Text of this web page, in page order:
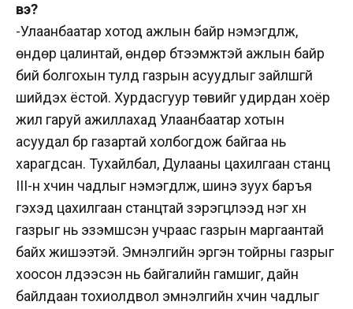
вэ?
-Улаанбаатар хотод ажлын байр нэмэгдүүлж,
өндөр цалинтай, өндөр бүтээмжтэй ажлын байр
бий болгохын тулд газрын асуудлыг зайлшгүй
шийдэх ёстой. Хурдасгуур төвийг удирдан хоёр
жил гаруй ажиллахад Улаанбаатар хотын
асуудал бүр газартай холбогдож байгаа нь
харагдсан. Тухайлбал, Дулааны цахилгаан станц
III-н хүчин чадлыг нэмэгдүүлж, шинэ зуух баръя
гэхэд цахилгаан станцтай зэрэгцүүлээд нэг хүн
газрыг нь эзэмшсэн учраас газрын маргаантай
байх жишээтэй. Эмнэлгийн эргэн тойрны газрыг
хоосон үлдээсэн нь байгалийн гамшиг, дайн
байлдаан тохиолдвол эмнэлгийн хүчин чадлыг